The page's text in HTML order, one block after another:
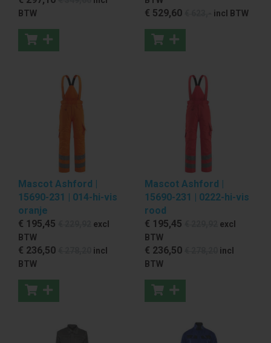
BTW
€ 529,60 incl BTW
Mascot Ashford |
15690-231 | 014-hi-vis
oranje
€ 195,45
excl
BTW
€ 236,50
incl
BTW
Mascot Ashford |
15690-231 | 0222-hi-vis
rood
€ 195,45
excl
BTW
€ 236,50
incl
BTW